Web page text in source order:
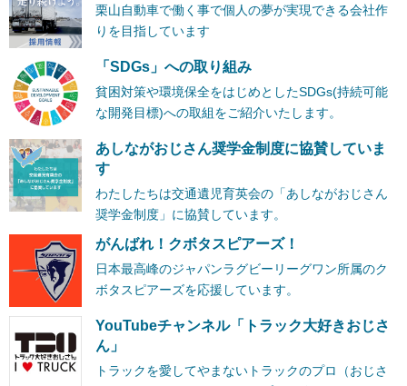
栗山自動車で働く事で個人の夢が実現できる会社作
りを目指しています
「SDGs」への取り組み
貧困対策や環境保全をはじめとしたSDGs(持続可能
な開発目標)への取組をご紹介いたします。
あしながおじさん奨学金制度に協賛していま
す
わたしたちは交通遺児育英会の「あしながおじさん
奨学金制度」に協賛しています。
がんばれ！クボタスピアーズ！
日本最高峰のジャパンラグビーリーグワン所属のク
ボタスピアーズを応援しています。
YouTubeチャンネル「トラック大好きおじさ
ん」
トラックを愛してやまないトラックのプロ（おじさ